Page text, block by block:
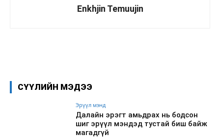
Enkhjin Temuujin
СҮҮЛИЙН МЭДЭЭ
Эрүүл мэнд
Далайн эрэгт амьдрах нь бодсон
шиг эрүүл мэндэд тустай биш байж
магадгүй